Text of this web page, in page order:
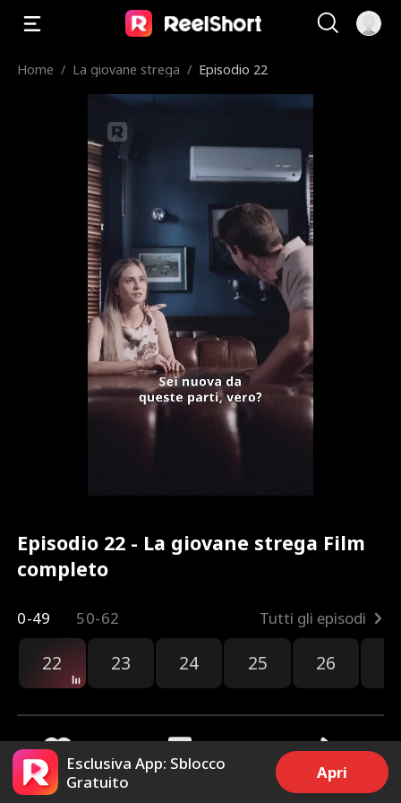
Home / La giovane strega / Episodio 22
Episodio 22 - La giovane strega Film
completo
0-49 50-62 Tutti gli episodi
22 23 24 25 26
83 Condividi
Esclusiva App: Sblocco
Gratuito
Apri